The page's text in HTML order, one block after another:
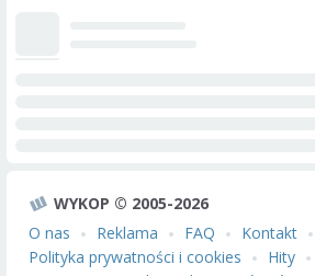
WYKOP © 2005-2026
O nas
Reklama FAQ Kontakt
Polityka prywatności i cookies
Hity